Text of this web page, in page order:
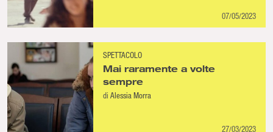
07/05/2023
SPETTACOLO
Mai raramente a volte
sempre
diAlessia Morra
27/03/2023